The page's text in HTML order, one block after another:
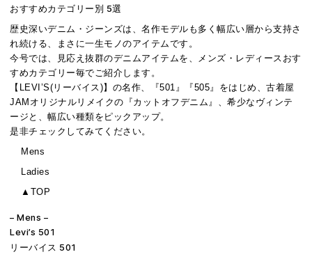
おすすめカテゴリー別 5選
歴史深いデニム・ジーンズは、名作モデルも多く幅広い層から支持さ
れ続ける、まさに一生モノのアイテムです。
今号では、見応え抜群のデニムアイテムを、メンズ・レディースおす
すめカテゴリー毎でご紹介します。
【LEVI’S(リーバイス)】の名作、『501』『505』をはじめ、古着屋
JAMオリジナルリメイクの『カットオフデニム』、希少なヴィンテ
ージと、幅広い種類をピックアップ。
是非チェックしてみてください。
Mens
Ladies
▲TOP
– Mens –
Levi’s 501
リーバイス 501